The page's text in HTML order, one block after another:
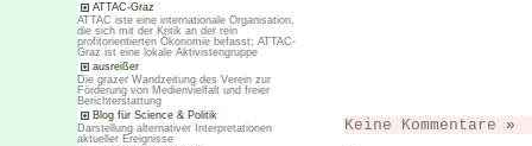
ATTAC-Graz
ATTAC iste eine internationale Organisation,
die sich mit der Kritik an der rein
profitorientierten Ökonomie befasst; ATTAC-
Graz ist eine lokale Aktivistengruppe
ausreißer
Die grazer Wandzeitung des Verein zur
Förderung von Medienvielfalt und freier
Berichterstattung
Blog für Science & Politik
Darstellung alternativer Interpretationen
aktueller Ereignisse
Keine Kommentare »